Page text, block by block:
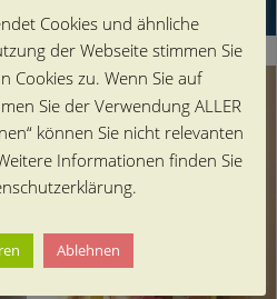
Clemens
Cookies und ähnliche
der Webseite stimmen Sie
Cookies zu. Wenn Sie auf
Sie der Verwendung ALLER
können Sie nicht relevanten
Informationen finden Sie
Ablehnen